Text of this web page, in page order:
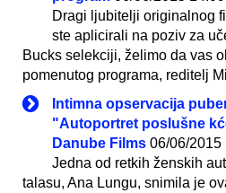
Dragi ljubitelji originalnog
ste aplicirali na poziv za
Bucks selekciji, želimo da vas
pomenutog programa, reditelj
Intimna opservacija
"Autoportret poslušne
Danube Films 06/06/2015
Jedna od retkih ženskih
talasu, Ana Lungu, snimila je